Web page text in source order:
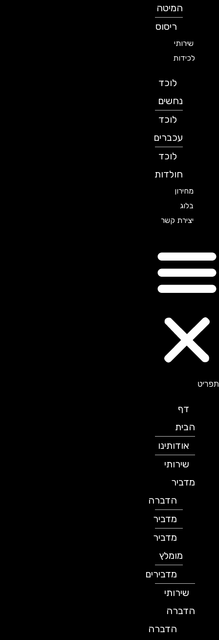
המיטה
ריסוס
שירותי
לכידות
לוכד
נחשים
לוכד
עכברים
לוכד
חולדות
מחירון
בלוג
יצירת קשר
תפריט
דף
הבית
אודותינו
שירותי
מדביר
הדברה
מדביר
מדביר
מומלץ
מדבירים
שירותי
הדברה
הדברה